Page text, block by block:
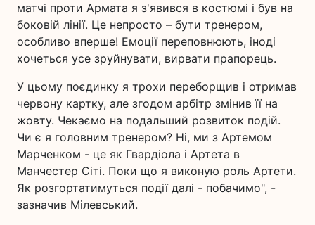
матчі проти Армата я з'явився в костюмі і був на
боковій лінії. Це непросто – бути тренером,
особливо вперше! Емоції переповнюють, іноді
хочеться усе зруйнувати, вирвати прапорець.
У цьому поєдинку я трохи переборщив і отримав
червону картку, але згодом арбітр змінив її на
жовту. Чекаємо на подальший розвиток подій.
Чи є я головним тренером? Ні, ми з Артемом
Марченком - це як Гвардіола і Артета в
Манчестер Сіті. Поки що я виконую роль Артети.
Як розгортатимуться події далі - побачимо", -
зазначив Мілевський.